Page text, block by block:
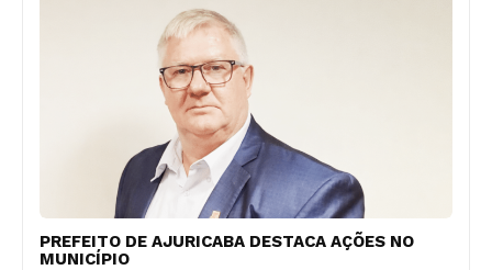
PREFEITO DE AJURICABA DESTACA AÇÕES NO
MUNICÍPIO